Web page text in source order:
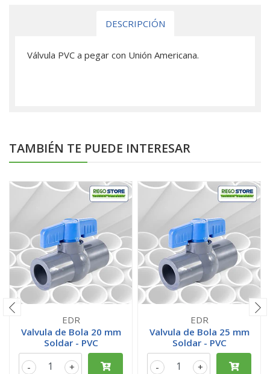
DESCRIPCIÓN
Válvula PVC a pegar con Unión Americana.
TAMBIÉN TE PUEDE INTERESAR
EDR
Valvula de Bola 20 mm
Soldar - PVC
+
-
EDR
Valvula de Bola 25 mm
Soldar - PVC
+
-